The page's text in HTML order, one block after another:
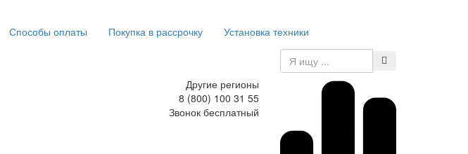
Способы оплаты Покупка в рассрочку
Установка техники
Другие регионы
8 (800) 100 31 55
Звонок бесплатный